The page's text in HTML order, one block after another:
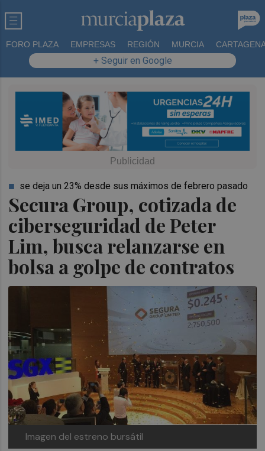
FORO PLAZA EMPRESAS REGIÓN MURCIA
+ Seguir en Google
Secura Group, cotizada de
ciberseguridad de Peter
Lim, busca relanzarse en
bolsa a golpe de contratos
se deja un 23% desde sus máximos de febrero pasado
Imagen del estreno bursátil